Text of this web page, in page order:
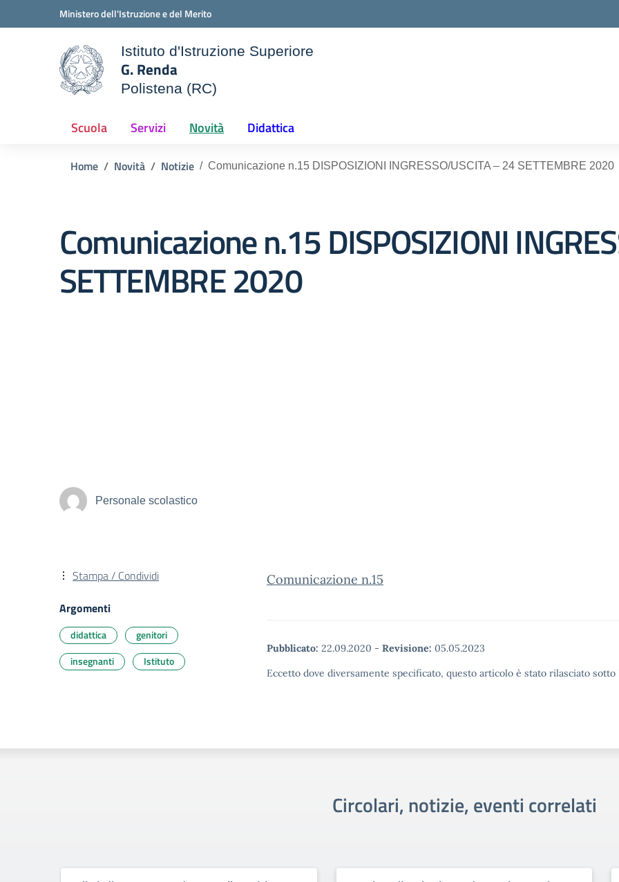
Vai ai contenuti
Vai al menu di navigazioneMinistero dell'Istruzione e del Merito
della scuola
Istituto d'Istruzione Superiore
G. Renda
Polistena (RC)
Scuola Servizi Novità Didattica
Home Novità Notizie Comunicazione n.15 DISPOSIZIONI INGRESSO/USCITA – 24 SETTEMBRE 2020
Comunicazione n.15 DISPOSIZIONI
SETTEMBRE 2020
Personale scolastico
Comunicazione n.15
Pubblicato: 22.09.2020 - Revisione: 05.05.2023
Eccetto dove diversamente specificato, questo articolo è stato rilasciato
Stampa / Condividi
Argomenti
didattica
genitori
insegnanti
Istituto
Circolari, notizie, eventi correlati